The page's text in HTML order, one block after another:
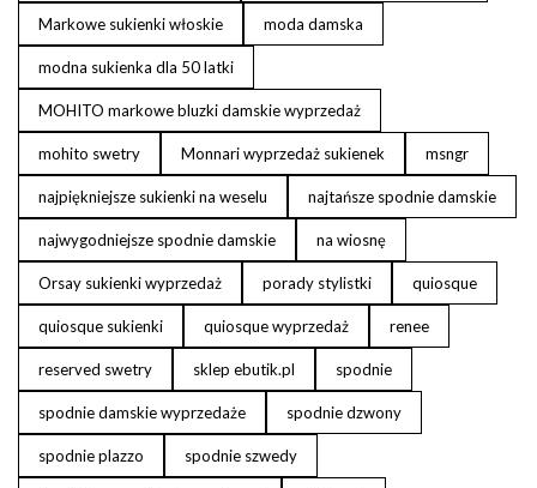
Markowe sukienki włoskie moda damska
modna sukienka dla 50 latki
MOHITO markowe bluzki damskie wyprzedaż
mohito swetry Monnari wyprzedaż sukienek msngr
najpiękniejsze sukienki na weselu najtańsze spodnie damskie
najwygodniejsze spodnie damskie na wiosnę
Orsay sukienki wyprzedaż porady stylistki quiosque
quiosque sukienki quiosque wyprzedaż renee
reserved swetry sklep ebutik.pl spodnie
spodnie damskie wyprzedaże spodnie dzwony
spodnie plazzo spodnie szwedy